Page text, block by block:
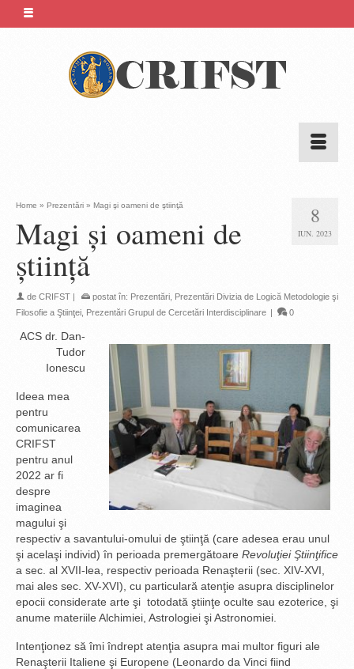
8
IUN. 2023
Home » Prezentări » Magi şi oameni de ştiinţă
Magi şi oameni de
ştiinţă
de CRIFST | postat în: Prezentări Prezentări Divizia de Logică Metodologie şi
Filosofie a Ştiinţei Prezentări Grupul de Cercetări Interdisciplinare | 0
ACS dr. Dan-
Tudor
Ionescu
Ideea mea
pentru
comunicarea
CRIFST
pentru anul
2022 ar fi
despre
imaginea
magului şi
respectiv a savantului-omului de ştiinţă (care adesea erau unul
şi acelaşi individ) în perioada premergătoare Revoluţiei Ştiinţifice
a sec. al XVII-lea, respectiv perioada Renaşterii (sec. XIV-XVI,
mai ales sec. XV-XVI), cu particulară atenţie asupra disciplinelor
epocii considerate arte şi totodată ştiinţe oculte sau ezoterice, şi
anume materiile Alchimiei, Astrologiei şi Astronomiei.
Intenţionez să îmi îndrept atenţia asupra mai multor figuri ale
Renaşterii Italiene şi Europene (Leonardo da Vinci fiind